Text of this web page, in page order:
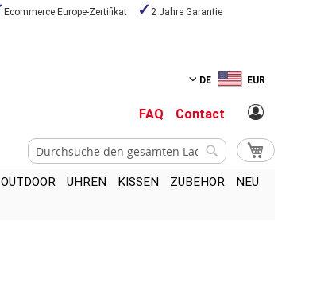
Ecommerce Europe-Zertifikat 2 Jahre Garantie
DE EUR
FAQ Contact
Mein Warenkorb
Suche
OUTDOOR UHREN KISSEN ZUBEHÖR
NEU